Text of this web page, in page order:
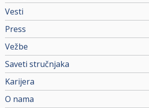
Vesti
Press
Vežbe
Saveti stručnjaka
Karijera
O nama